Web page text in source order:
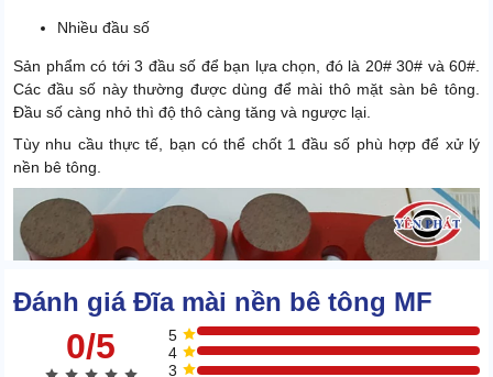
Nhiều đầu số
Sản phẩm có tới 3 đầu số để bạn lựa chọn, đó là 20# 30# và 60#.
Các đầu số này thường được dùng để mài thô mặt sàn bê tông.
Đầu số càng nhỏ thì độ thô càng tăng và ngược lại.
Tùy nhu cầu thực tế, bạn có thể chốt 1 đầu số phù hợp để xử lý
nền bê tông.
Đánh giá Đĩa mài nền bê tông MF
0/5
5
4
3